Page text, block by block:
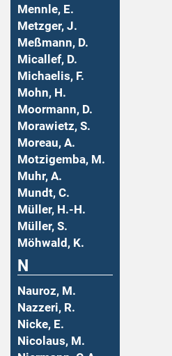
Mennle, E.
Metzger, J.
Meßmann, D.
Micallef, D.
Michaelis, F.
Mohn, H.
Moormann, D.
Morawietz, S.
Moreau, A.
Motzigemba, M.
Muhr, A.
Mundt, C.
Müller, H.-H.
Müller, S.
Möhwald, K.
N
Nauroz, M.
Nazzeri, R.
Nicke, E.
Nicolaus, M.